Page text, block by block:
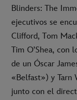
Blinders: The
ejecutivos se
Clifford, Tom
Tim O’Shea, con
de un Óscar
«Belfast») y Tarn
junto con el